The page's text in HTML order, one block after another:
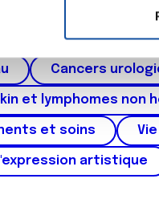
de publicité et
ont collectées lors de
et des voies
Cancer de
Cancers
et lymphomes non
et soins
artistique